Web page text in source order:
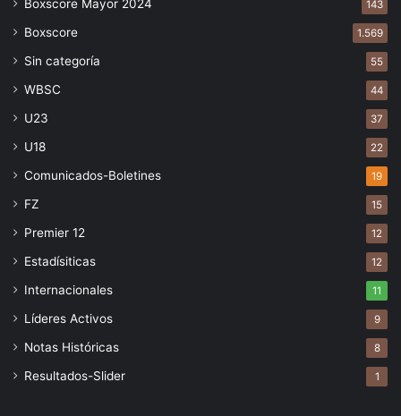
Boxscore Mayor 2024 143
Boxscore 1.569
Sin categoría 55
WBSC 44
U23 37
U18 22
Comunicados-Boletines 19
FZ 15
Premier 12 12
Estadísiticas 12
Internacionales 11
Líderes Activos 9
Notas Históricas 8
Resultados-Slider 1